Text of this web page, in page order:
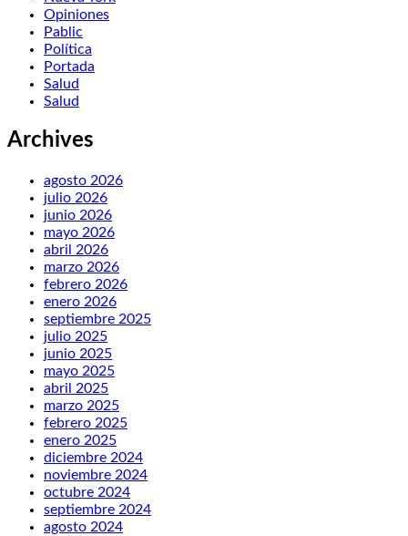
Opiniones
Pablic
Política
Portada
Salud
Salud
Archives
agosto 2026
julio 2026
junio 2026
mayo 2026
abril 2026
marzo 2026
febrero 2026
enero 2026
septiembre 2025
julio 2025
junio 2025
mayo 2025
abril 2025
marzo 2025
febrero 2025
enero 2025
diciembre 2024
noviembre 2024
octubre 2024
septiembre 2024
agosto 2024